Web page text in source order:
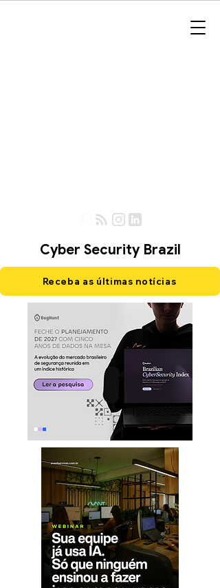
Cyber Security Brazil
Receba as últimas notícias